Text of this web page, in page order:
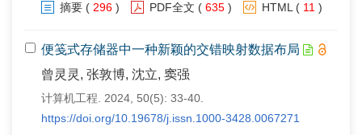
摘要 ( 296 ) PDF全文 ( 635 ) HTML ( 11 )
便笺式存储器中一种新颖的交错映射数据布局
曾灵灵, 张敦博, 沈立, 窦强
计算机工程. 2024, 50(5): 33-40.
https://doi.org/10.19678/j.issn.1000-3428.0067271